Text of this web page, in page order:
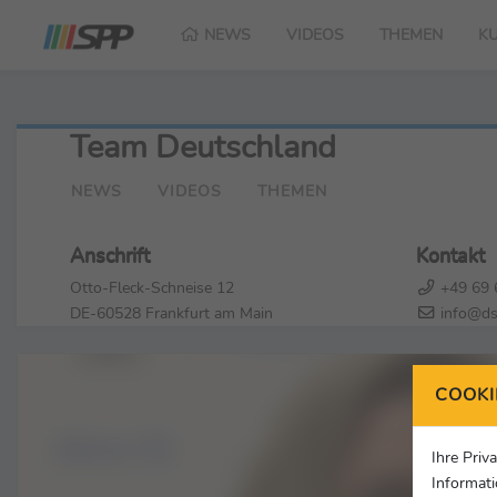
NEWS VIDEOS THEMEN
Team Deutschland
NEWS VIDEOS THEMEN
Anschrift
Otto-Fleck-Schneise 12
DE-60528 Frankfurt am Main
Kontakt
+49 69
Ihre